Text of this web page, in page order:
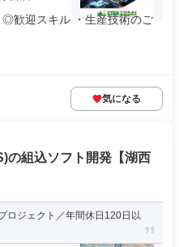
歓迎スキル ・生産技術のご
気になる
の組込ソフト開発【湖西
ロジェクト／年間休日120日以